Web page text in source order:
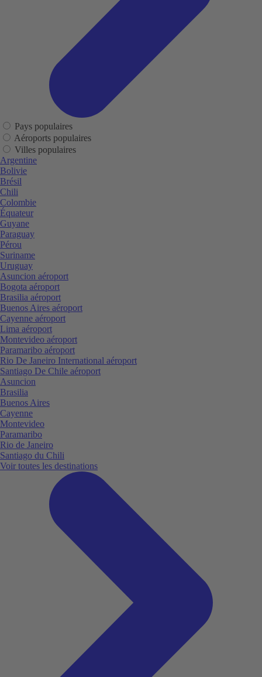
Pays populaires
Aéroports populaires
Villes populaires
Argentine
Bolivie
Brésil
Chili
Colombie
Équateur
Guyane
Paraguay
Pérou
Suriname
Uruguay
Asuncion aéroport
Bogota aéroport
Brasilia aéroport
Buenos Aires aéroport
Cayenne aéroport
Lima aéroport
Montevideo aéroport
Paramaribo aéroport
Rio De Janeiro International aéroport
Santiago De Chile aéroport
Asuncion
Brasilia
Buenos Aires
Cayenne
Montevideo
Paramaribo
Rio de Janeiro
Santiago du Chili
Voir toutes les destinations